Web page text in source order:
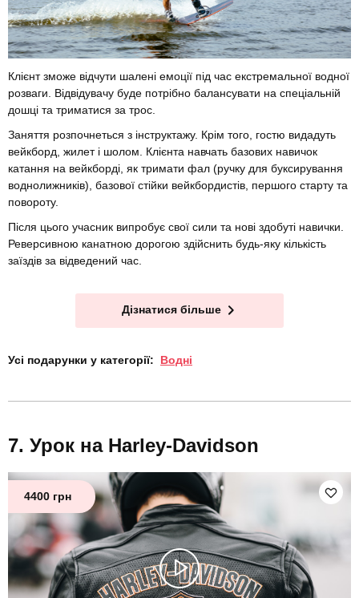
Клієнт зможе відчути шалені емоції під час екстремальної водної
розваги. Відвідувачу буде потрібно балансувати на спеціальній
дошці та триматися за трос.
Заняття розпочнеться з інструктажу. Крім того, гостю видадуть
вейкборд, жилет і шолом. Клієнта навчать базових навичок
катання на вейкборді, як тримати фал (ручку для буксирування
воднолижників), базової стійки вейкбордистів, першого старту та
повороту.
Після цього учасник випробує свої сили та нові здобуті навички.
Реверсивною канатною дорогою здійснить будь-яку кількість
заїздів за відведений час.
Дізнатися більше
Усі подарунки у категорії: Водні
Урок на Harley-Davidson
4400 грн